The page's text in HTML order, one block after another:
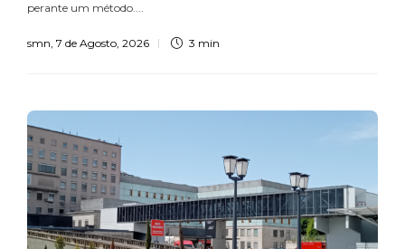
perante um método....
smn, 7 de Agosto, 2026 3 min